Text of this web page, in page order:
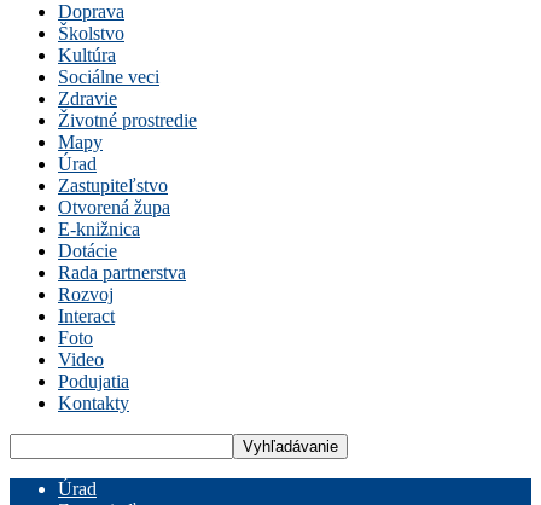
Doprava
Školstvo
Kultúra
Sociálne veci
Zdravie
Životné prostredie
Mapy
Úrad
Zastupiteľstvo
Otvorená župa
E-knižnica
Dotácie
Rada partnerstva
Rozvoj
Interact
Foto
Video
Podujatia
Kontakty
Úrad